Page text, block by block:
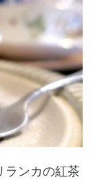
ランカの紅茶